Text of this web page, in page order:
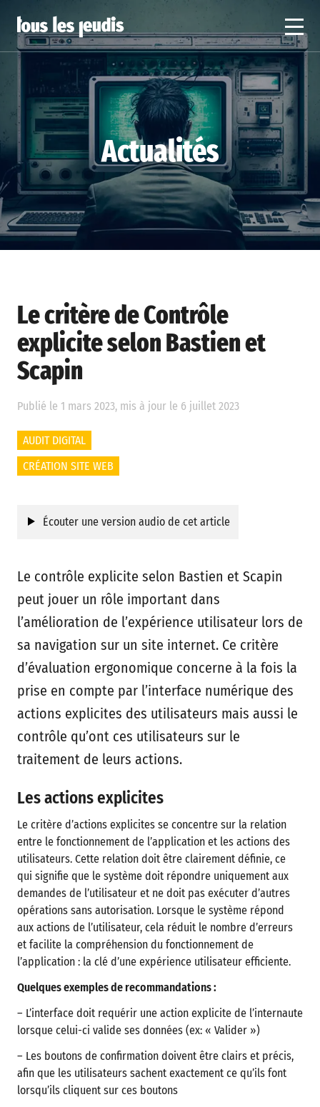
Actualités
Le critère de Contrôle
explicite selon Bastien et
Scapin
Publié le 1 mars 2023, mis à jour le 6 juillet 2023
AUDIT DIGITAL
CRÉATION SITE WEB
Écouter une version audio de cet article
Le contrôle explicite selon Bastien et Scapin
peut jouer un rôle important dans
l’amélioration de l’expérience utilisateur lors de
sa navigation sur un site internet. Ce critère
d’évaluation ergonomique concerne à la fois la
prise en compte par l’interface numérique des
actions explicites des utilisateurs mais aussi le
contrôle qu’ont ces utilisateurs sur le
traitement de leurs actions.
Les actions explicites
Le critère d’actions explicites se concentre sur la relation
entre le fonctionnement de l’application et les actions des
utilisateurs. Cette relation doit être clairement définie, ce
qui signifie que le système doit répondre uniquement aux
demandes de l’utilisateur et ne doit pas exécuter d’autres
opérations sans autorisation. Lorsque le système répond
aux actions de l’utilisateur, cela réduit le nombre d’erreurs
et facilite la compréhension du fonctionnement de
l’application : la clé d’une expérience utilisateur efficiente.
Quelques exemples de recommandations :
– L’interface doit requérir une action explicite de l’internaute
lorsque celui-ci valide ses données (ex: « Valider »)
– Les boutons de confirmation doivent être clairs et précis,
afin que les utilisateurs sachent exactement ce qu’ils font
lorsqu’ils cliquent sur ces boutons